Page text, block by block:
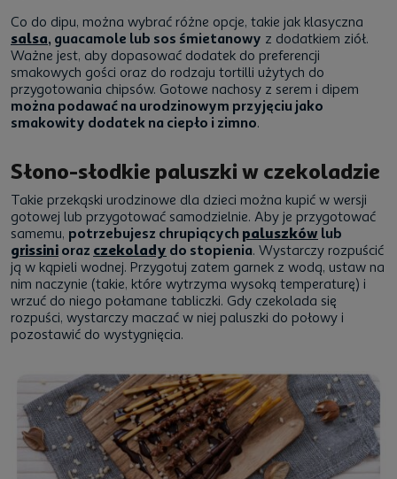
Co do dipu, można wybrać różne opcje, takie jak klasyczna
salsa, guacamole lub sos śmietanowy z dodatkiem ziół.
Ważne jest, aby dopasować dodatek do preferencji
smakowych gości oraz do rodzaju tortilli użytych do
przygotowania chipsów. Gotowe nachosy z serem i dipem
można podawać na urodzinowym przyjęciu jako
smakowity dodatek na ciepło i zimno.
Słono-słodkie paluszki w czekoladzie
Takie przekąski urodzinowe dla dzieci można kupić w wersji
gotowej lub przygotować samodzielnie. Aby je przygotować
samemu, potrzebujesz chrupiących paluszków lub
grissini oraz czekolady do stopienia. Wystarczy rozpuścić
ją w kąpieli wodnej. Przygotuj zatem garnek z wodą, ustaw na
nim naczynie (takie, które wytrzyma wysoką temperaturę) i
wrzuć do niego połamane tabliczki. Gdy czekolada się
rozpuści, wystarczy maczać w niej paluszki do połowy i
pozostawić do wystygnięcia.